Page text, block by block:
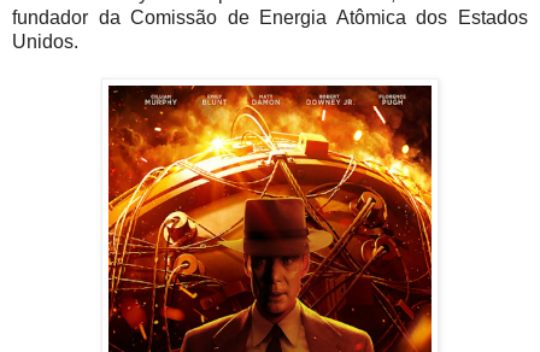
fundador da Comissão de Energia Atômica dos Estados
Unidos.